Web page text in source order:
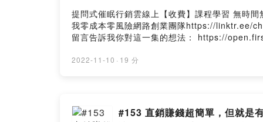
提問式催眠行銷雲線上【收費】課程學習 無時
我零成本零風險網路創業團隊https://linktr.ee/
留言告訴我你對這一集的想法： https://
https://open.firstory.me/user/
2022-11-10 · 19 分
#153 直銷賺錢超簡單，但就是